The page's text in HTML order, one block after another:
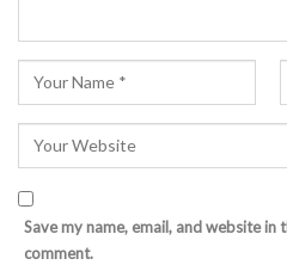
Save my name, email, and website
comment.